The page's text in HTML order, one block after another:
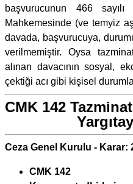
başvurucunun 466
Mahkemesinde (ve temyiz
davada, başvurucuya,
verilmemiştir. Oysa
alınan davacının sosyal,
çektiği acı gibi kişisel
CMK 142
Ceza Genel Kurulu - Karar:
CMK 142